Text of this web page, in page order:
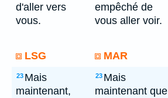
d'aller vers
vous.
empêché de
vous aller voir.
LSG
MAR
23 Mais
maintenant,
23 Mais
maintenant que